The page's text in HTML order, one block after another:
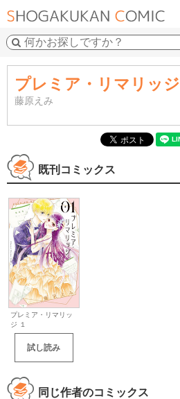
プレミア・リマリッジ
藤原えみ
既刊コミックス
プレミア・リマリッ
ジ １
試し読み
同じ作者のコミックス